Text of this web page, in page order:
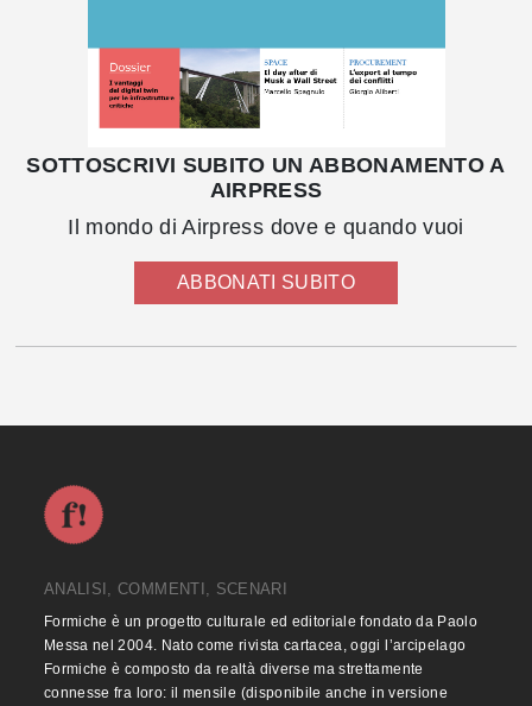
SOTTOSCRIVI SUBITO UN ABBONAMENTO A
AIRPRESS
Il mondo di Airpress dove e quando vuoi
ABBONATI SUBITO
ANALISI, COMMENTI, SCENARI
Formiche è un progetto culturale ed editoriale fondato da Paolo
Messa nel 2004. Nato come rivista cartacea, oggi l’arcipelago
Formiche è composto da realtà diverse ma strettamente
connesse fra loro: il mensile (disponibile anche in versione